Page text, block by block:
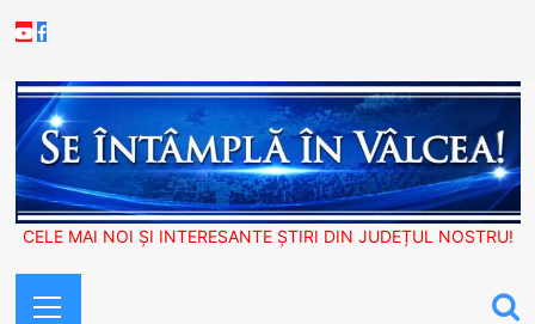
to
Youtube
Facebook
CELE MAI NOI ȘI INTERESANTE ȘTIRI DIN JUDEȚUL NOSTRU!
Menu